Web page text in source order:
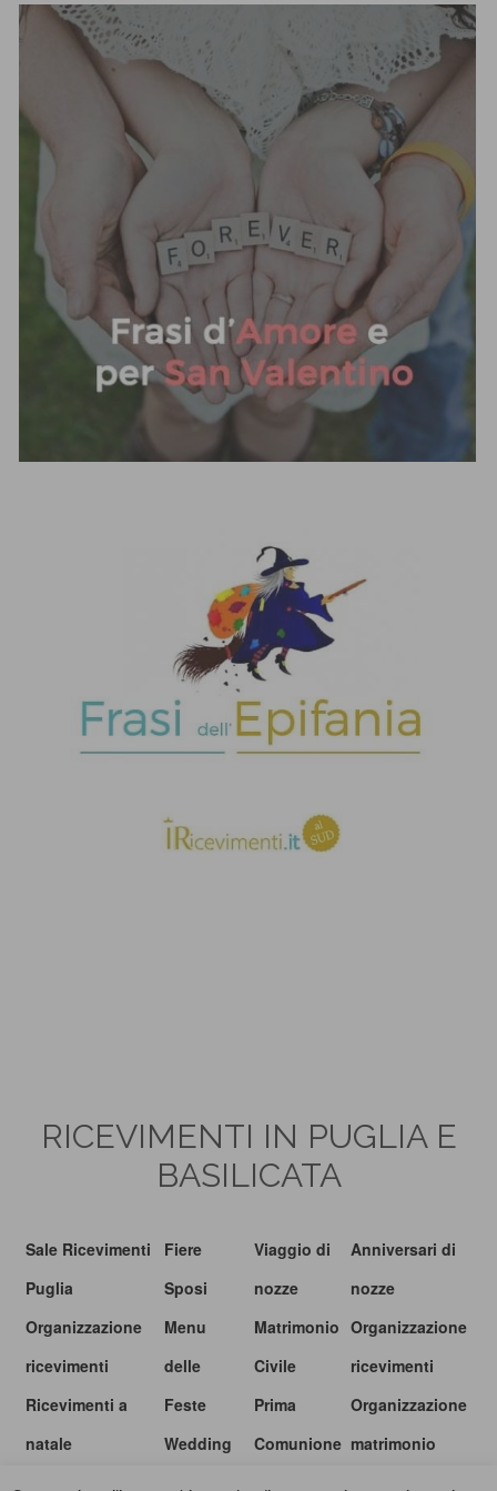
RICEVIMENTI IN PUGLIA E
BASILICATA
Sale Ricevimenti
Puglia
Organizzazione
ricevimenti
Ricevimenti a
natale
Fiere
Sposi
Menu
delle
Feste
Wedding
Viaggio di
nozze
Matrimonio
Civile
Prima
Comunione
Anniversari di
nozze
Organizzazione
ricevimenti
Organizzazione
matrimonio